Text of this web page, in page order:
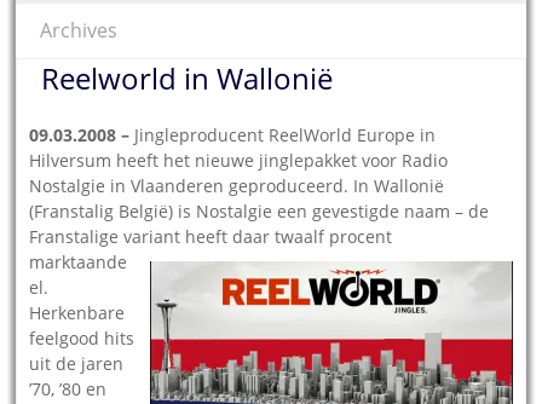
Archives
Reelworld in Wallonië
09.03.2008 – Jingleproducent ReelWorld Europe in
Hilversum heeft het nieuwe jinglepakket voor Radio
Nostalgie in Vlaanderen geproduceerd. In Wallonië
(Franstalig België) is Nostalgie een gevestigde naam – de
Franstalige variant heeft daar twaalf procent
marktaande
el.
Herkenbare
feelgood hits
uit de jaren
’70, ’80 en